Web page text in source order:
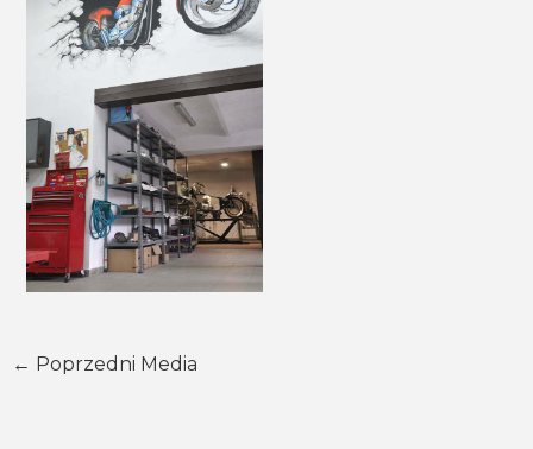
← Poprzedni Media